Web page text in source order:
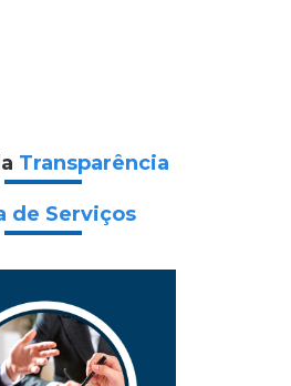
Transparência
de Serviços